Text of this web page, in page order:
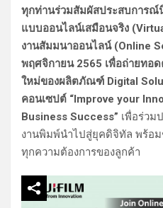
ทุกท่านร่วมสัมผัสประสบการณ์
แบบออนไลน์เสมือนจริง (
งานสัมมนาออนไลน์ (Online
พฤศจิกายน 2565 เพื่อถ่ายทอ
ใหม่ของผลิตภัณฑ์ Digital
คอนเซปต์ “Improve your
Business Success” เพื่อร่วม
งานพิมพ์นำไปสู่ยุคดิจิทัล พร้อ
ทุกความต้องการของลูกค้า